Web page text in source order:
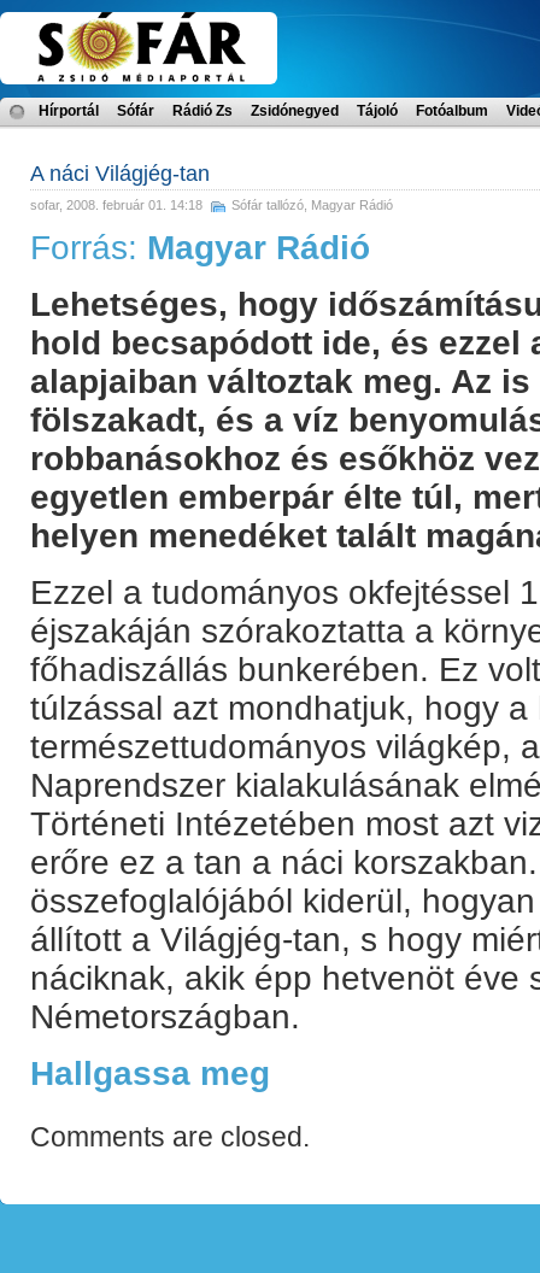
Hírportál Sófár Rádió Zs Zsidónegyed Tájoló Fotóalbum
A náci Világjég-tan
sofar, 2008. február 01. 14:18 Sófár tallózó Magyar Rádió
Forrás: Magyar Rádió
Lehetséges, hogy
hold becsapódott ide, és ezzel
alapjaiban változtak meg. Az
fölszakadt, és a víz
robbanásokhoz és esőkhöz
egyetlen emberpár élte túl,
helyen menedéket talált
Ezzel a tudományos okfejtéssel
éjszakáján szórakoztatta a
főhadiszállás bunkerében. Ez
túlzással azt mondhatjuk, hogy a
természettudományos világkép,
Naprendszer kialakulásának
Történeti Intézetében most azt
erőre ez a tan a náci
összefoglalójából kiderül,
állított a Világjég-tan, s hogy
náciknak, akik épp hetvenöt éve
Németországban.
Hallgassa meg
Comments are closed.